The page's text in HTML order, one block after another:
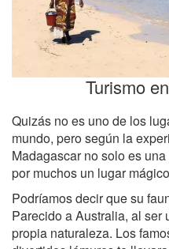
Turismo
Quizás no es uno de los
mundo, pero según la
Madagascar no solo es
por muchos un lugar
Podríamos decir que su
Parecido a Australia, al ser
propia naturaleza. Los